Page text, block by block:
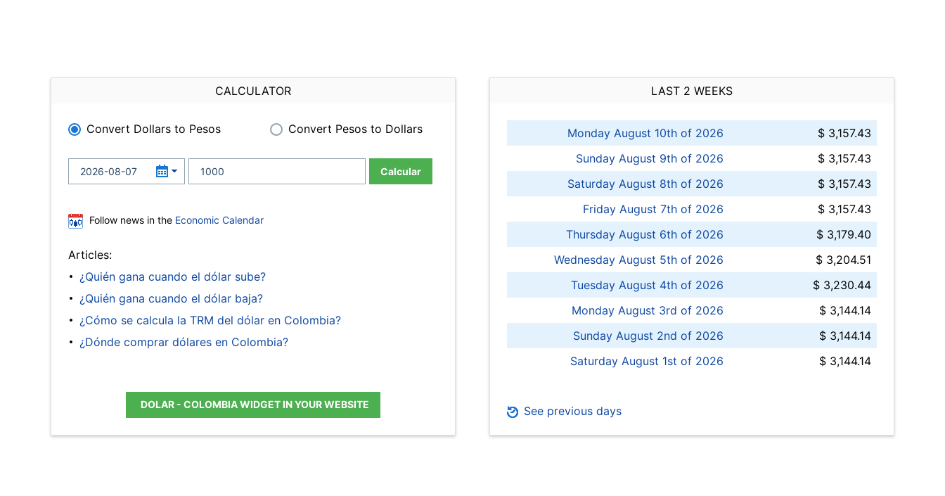
CALCULATOR
Convert Dollars to Pesos Convert Pesos to Dollars
Calcular
Follow news in the Economic Calendar
Articles:
¿Quién gana cuando el dólar sube?
¿Quién gana cuando el dólar baja?
¿Cómo se calcula la TRM del dólar en Colombia?
¿Dónde comprar dólares en Colombia?
DOLAR - COLOMBIA WIDGET IN YOUR WEBSITE
LAST 2 WEEKS
Monday August 10th of 2026
$ 3,157.43
Sunday August 9th of 2026
$ 3,157.43
Saturday August 8th of 2026
$ 3,157.43
Friday August 7th of 2026
$ 3,157.43
Thursday August 6th of 2026
$ 3,179.40
Wednesday August 5th of 2026
$ 3,204.51
Tuesday August 4th of 2026
$ 3,230.44
Monday August 3rd of 2026
$ 3,144.14
Sunday August 2nd of 2026
$ 3,144.14
Saturday August 1st of 2026
$ 3,144.14
See previous days